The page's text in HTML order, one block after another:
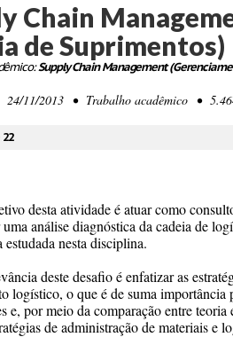
Chain
de Suprimentos)
Supply Chain Management
24/11/2013 • Trabalho acadêmico •
desta atividade é atuar como
análise diagnóstica da cadeia de
estudada nesta disciplina.
deste desafio é enfatizar as
logístico, o que é de suma importância
e, por meio da comparação entre
de administração de materiais e